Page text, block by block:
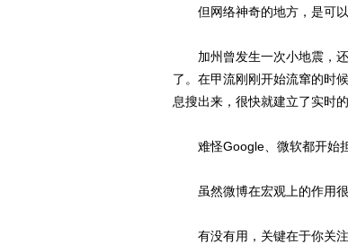
但网络神奇的地方，是可以
加州曾发生一次小地震，还
了。在甲流刚刚开始流窜的时
息搜出来，很快就建立了实时
难怪Google、微软都开始担
虽然微博在宏观上的作用很
有没有用，关键在于你关注